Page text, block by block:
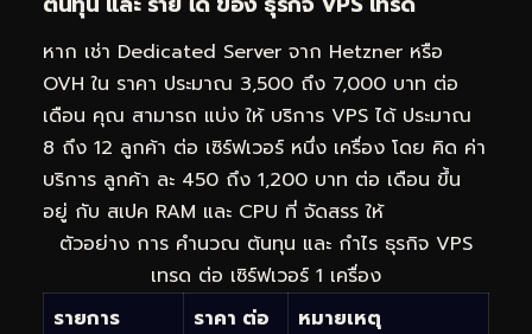
หาก เช่า Dedicated Server จาก Hetzner หรือ
OVH ใน ราคา ประมาณ 3,500 ถึง 7,000 บาท ต่อ
เดือน คุณ สามารถ แบ่ง ให้ บริการ VPS ได้ ประมาณ
8 ถึง 12 ลูกค้า ต่อ เซิร์ฟเวอร์ หนึ่ง เครื่อง โดย คิด ค่า
บริการ ลูกค้า ละ 450 ถึง 1,200 บาท ต่อ เดือน ขึ้น
อยู่ กับ สเปค RAM และ CPU ที่ จัดสรร ให้
ตัวอย่าง การ คำนวณ ต้นทุน และ กำไร ธุรกิจ VPS
เทรด ต่อ เซิร์ฟเวอร์ 1 เครื่อง
รายการ
ราคา ต่อ
หมายเหตุ